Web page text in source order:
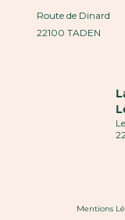
Route de Dinard
22100 TADEN
Mentions